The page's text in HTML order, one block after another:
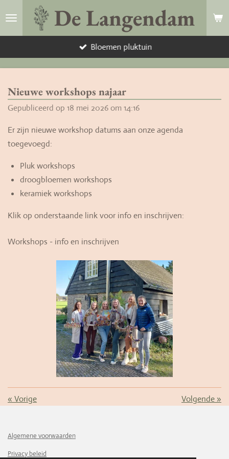
hoofdinhoud
De Langendam
Bloemen pluktuin
Nieuwe workshops najaar
Gepubliceerd op 18 mei 2026 om 14:16
Er zijn nieuwe workshop datums aan onze agenda
toegevoegd:
Pluk workshops
droogbloemen workshops
keramiek workshops
Klik op onderstaande link voor info en inschrijven:
Workshops - info en inschrijven
« Vorige Volgende »
Algemene voorwaarden
Privacy beleid